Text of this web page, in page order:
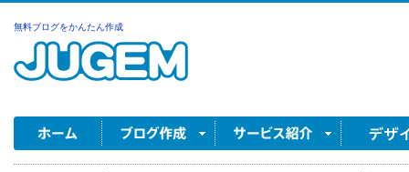
無料ブログをかんたん作成